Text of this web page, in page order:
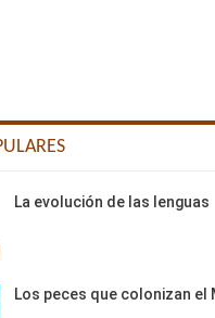
La evolución de las lenguas
Los peces que colonizan el